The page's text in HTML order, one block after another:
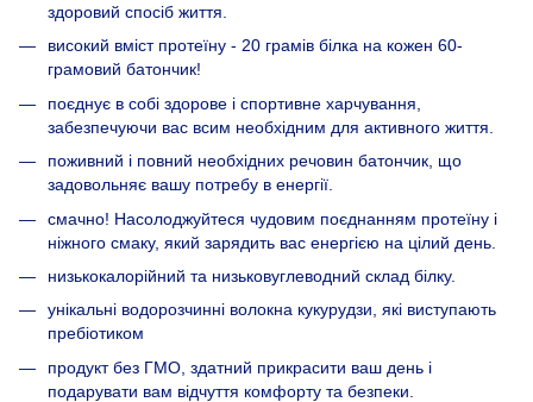
здоровий спосіб життя.
високий вміст протеїну - 20 грамів білка на кожен 60-
грамовий батончик!
поєднує в собі здорове і спортивне харчування,
забезпечуючи вас всим необхідним для активного життя.
поживний і повний необхідних речовин батончик, що
задовольняє вашу потребу в енергії.
смачно! Насолоджуйтеся чудовим поєднанням протеїну і
ніжного смаку, який зарядить вас енергією на цілий день.
низькокалорійний та низьковуглеводний склад білку.
унікальні водорозчинні волокна кукурудзи, які виступають
пребіотиком
продукт без ГМО, здатний прикрасити ваш день і
подарувати вам відчуття комфорту та безпеки.